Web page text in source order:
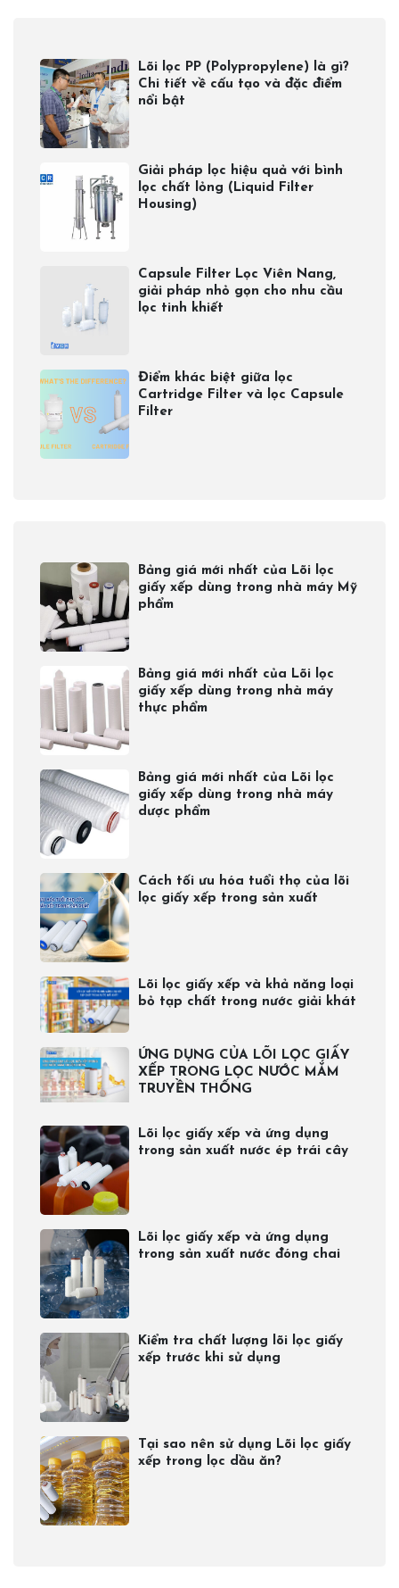
Lõi lọc PP (Polypropylene) là gì?
Chi tiết về cấu tạo và đặc điểm
nổi bật
Giải pháp lọc hiệu quả với bình
lọc chất lỏng (Liquid Filter
Housing)
Capsule Filter Lọc Viên Nang,
giải pháp nhỏ gọn cho nhu cầu
lọc tinh khiết
Điểm khác biệt giữa lọc
Cartridge Filter và lọc Capsule
Filter
Bảng giá mới nhất của Lõi lọc
giấy xếp dùng trong nhà máy Mỹ
phẩm
Bảng giá mới nhất của Lõi lọc
giấy xếp dùng trong nhà máy
thực phẩm
Bảng giá mới nhất của Lõi lọc
giấy xếp dùng trong nhà máy
dược phẩm
Cách tối ưu hóa tuổi thọ của lõi
lọc giấy xếp trong sản xuất
Lõi lọc giấy xếp và khả năng loại
bỏ tạp chất trong nước giải khát
ỨNG DỤNG CỦA LÕI LỌC GIẤY
XẾP TRONG LỌC NƯỚC MẮM
TRUYỀN THỐNG
Lõi lọc giấy xếp và ứng dụng
trong sản xuất nước ép trái cây
Lõi lọc giấy xếp và ứng dụng
trong sản xuất nước đóng chai​
Kiểm tra chất lượng lõi lọc giấy
xếp trước khi sử dụng
Tại sao nên sử dụng Lõi lọc giấy
xếp trong lọc dầu ăn?